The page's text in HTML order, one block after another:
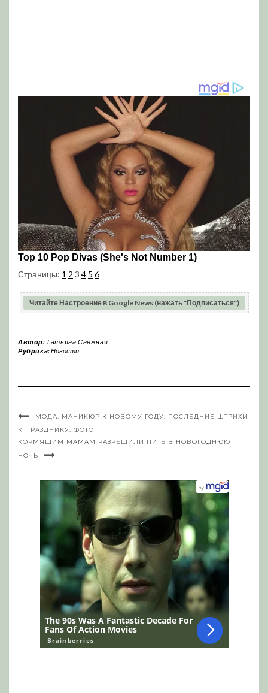
Страницы: 1 2 3 4 5 6
Читайте Настроение в Google News (нажать "Подписаться")
Автор: Татьяна Снежная
Рубрика:Новости
МОДА: МАНИКЮР К НОВОМУ ГОДУ. ПОСЛЕДНИЕ ШТРИХИ
К ПРАЗДНИКУ. ФОТО
КОРМЯЩИМ МАМАМ РАЗРЕШИЛИ ПИТЬ В НОВОГОДНЮЮ
НОЧЬ